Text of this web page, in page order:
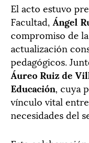
El acto estuvo
Facultad, Ángel
compromiso de
actualización
pedagógicos.
Áureo Ruiz de
Educación, cuya
vínculo vital
necesidades del